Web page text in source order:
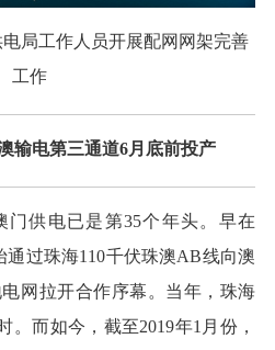
局工作人员开展配网网架完善
工作
输电第三通道6月底前投产
门供电已是第35个年头。早在
通过珠海110千伏珠澳AB线向澳
网拉开合作序幕。当年，珠海
。而如今，截至2019年1月份，